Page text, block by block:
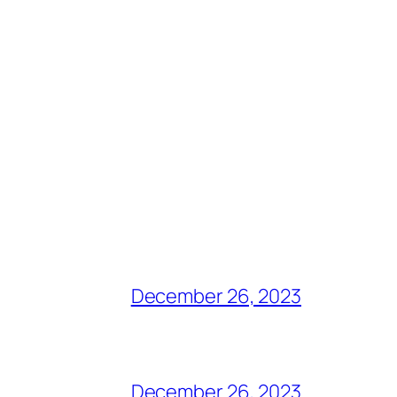
December 26, 2023
December 26, 2023